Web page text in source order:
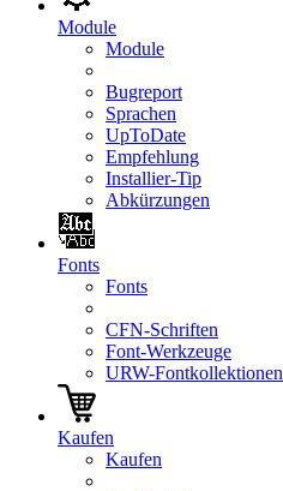
Module
Module
Bugreport
Sprachen
UpToDate
Empfehlung
Installier-Tip
Abkürzungen
Fonts
Fonts
CFN-Schriften
Font-Werkzeuge
URW-Fontkollektionen
Kaufen
Kaufen